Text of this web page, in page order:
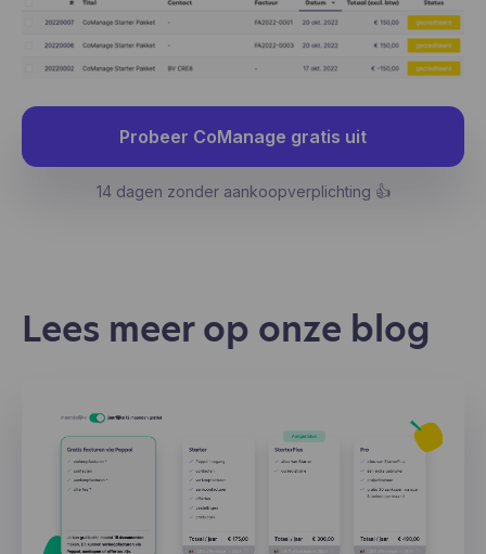
Probeer CoManage gratis uit
14 dagen zonder aankoopverplichting 👍
Lees meer op onze blog